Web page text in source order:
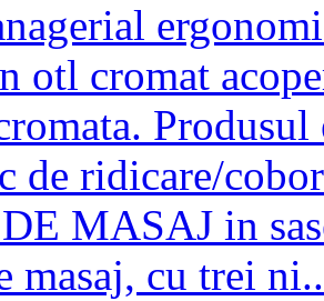
otl cromat
de ridicare/
MASAJ in
masaj, cu trei